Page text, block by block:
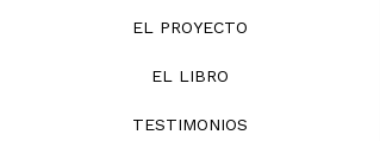
EL PROYECTO
EL LIBRO
TESTIMONIOS